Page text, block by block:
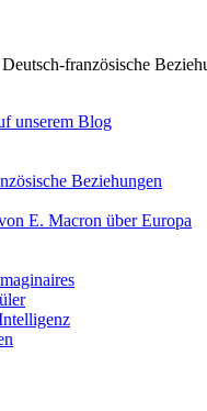
französische
unserem Blog
Beziehungen
E. Macron über Europa